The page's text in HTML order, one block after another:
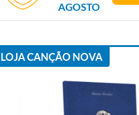
AGOSTO
LOJA CANÇÃO NOVA